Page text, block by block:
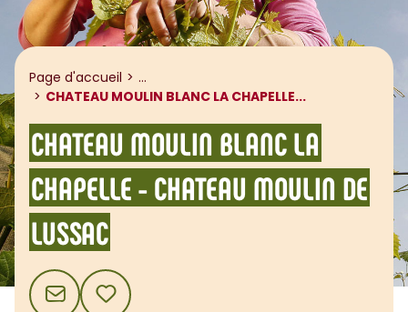
Page d'accueil ...
CHATEAU MOULIN BLANC LA CHAPELLE...
CHATEAU MOULIN BLANC LA
CHAPELLE - CHATEAU MOULIN DE
LUSSAC
CONTACTAJOUTER AUX FAVORIS